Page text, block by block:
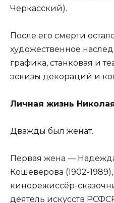
Черкасский).
После его смерти
художественное
графика, станковая и
эскизы декораций и
Личная жизнь
Дважды был женат.
Первая жена —
Кошеверова (1902-
кинорежиссёр-
деятель искусств